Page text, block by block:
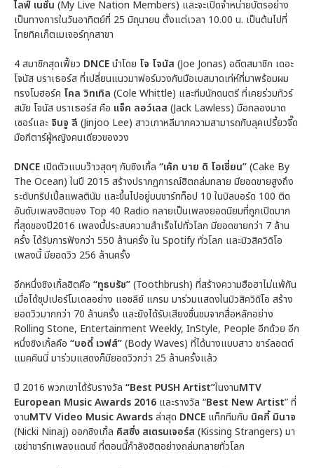
ไลฟ์ เนชั่น (My Live Nation Members) และจะเปิดจำหน่ายบัตรอย่าง
เป็นทางการในวันอาทิตย์ที่ 25 มิถุนายน ตั้งแต่เวลา 10.00 น. เป็นต้นไปที่
ไทยทิคเก็ตเมเจอร์ทุกสาขา
4 สมาชิกสุดเฟี้ยว DNCEนำโดย โจ โจนัส(Joe Jonas) อดีตสมาชิก เดอะ
โจนัส บราเธอร์ส ที่เปลี่ยนแนวมาฟอร์มวงกับมือเบสมาดเท่ห์ที่มาพร้อมผม
ทรงโมฮอร์ค โคล วิทเทิล (Cole Whittle) และทีมนักดนตรี ที่เคยร่วมทัวร์
สมัย โจนัส บราเธอร์ส คือ แจ็ค ลอว์เลส(Jack Lawless) มือกลองมาด
เซอร์และ จินจู ลี (Jinjoo Lee) สาวเกาหลีมากความสามารถกับลุคเปรี้ยวจี๊ด
มือกีตาร์ผู้หญิงคนเดียวของวง
DNCE เปิดตัวแบบว๊าวสุดๆ กับซิงเกิ้ล “เค้ก บาย ดิ โอเชี่ยน”(Cake By
The Ocean) ในปี 2015 สร้างปรากฏการณ์ฮิตถล่มทลาย มียอดขายสูงถึง
ระดับทริปเปิ้ลแพลตินัม และขึ้นไปอยู่บนชาร์ทท็อป 10 ในบิลบอร์ด 100 ติด
อันดับเพลงฮิตของ Top 40 Radio กลายเป็นเพลงยอดนิยมที่ถูกเปิดมาก
ที่สุดของปี2016 เพลงนี้ประสบความสำเร็จไปทั่วโลก มียอดขายกว่า 7 ล้าน
ครั้ง ได้รับการฟังกว่า 550 ล้านครั้ง ใน Spotify ทั่วโลก และมิวสิควิดิโอ
เพลงนี้ มียอดวิว 256 ล้านครั้ง
อีกหนึ่งซิงเกิ้ลฮิตคือ “ทูธบรัช”(Toothbrush) ที่สร้างความฮือฮาไม่แพ้กัน
เมื่อได้ซุปเปอร์โมเดลอย่าง แอชลีย์ แกรม มาร่วมแสดงในมิวสิควิดิโอ สร้าง
ยอดวิวมากกว่า 70 ล้านครั้ง และยังได้รับเสียงชื่นชมจากสื่อหลักอย่าง
Rolling Stone, Entertainment Weekly, InStyle, People อีกด้วย อีก
หนึ่งซิงเกิ้ลคือ “บอดี้ เวฟส์”(Body Waves) ที่ได้นางแบบสาว ชาร์ลอตต์
แมคคินนี่ มาร่วมแสดงก็มียอดวิวกว่า 25 ล้านครั้งแล้ว
ปี 2016 พวกเขาได้รับรางวัล “Best PUSH Artist”ในงานMTV
European Music Awards 2016 และรางวัล “Best New Artist” ที่
งานMTV Video Music Awardsล่าสุด DNCE แท็กทีมกับ นิคกี้ มินาจ
(Nicki Ninaj) ออกซิงเกิ้ล คิสซิ่ง สเตรนเจอร์ส(Kissing Strangers) มา
เขย่าชาร์ทเพลงแดนซ์ ที่ตอนนี้กำลังฮิตอย่างถล่มทลายทั่วโลก